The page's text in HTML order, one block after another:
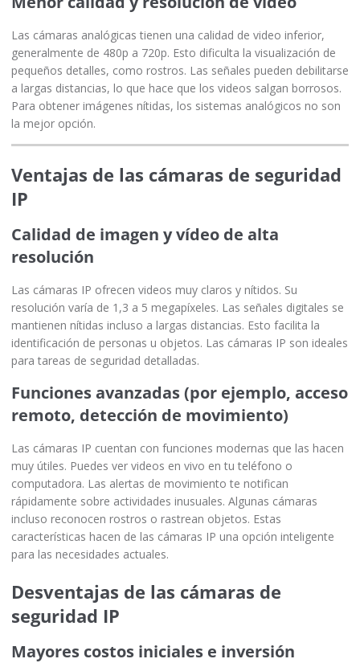
Las cámaras analógicas tienen una calidad de video inferior,
generalmente de 480p a 720p. Esto dificulta la visualización de
pequeños detalles, como rostros. Las señales pueden debilitarse
a largas distancias, lo que hace que los videos salgan borrosos.
Para obtener imágenes nítidas, los sistemas analógicos no son
la mejor opción.
Ventajas de las cámaras de seguridad
IP
Calidad de imagen y vídeo de alta
resolución
Las cámaras IP ofrecen videos muy claros y nítidos. Su
resolución varía de 1,3 a 5 megapíxeles. Las señales digitales se
mantienen nítidas incluso a largas distancias. Esto facilita la
identificación de personas u objetos. Las cámaras IP son ideales
para tareas de seguridad detalladas.
Funciones avanzadas (por ejemplo, acceso
remoto, detección de movimiento)
Las cámaras IP cuentan con funciones modernas que las hacen
muy útiles. Puedes ver videos en vivo en tu teléfono o
computadora. Las alertas de movimiento te notifican
rápidamente sobre actividades inusuales. Algunas cámaras
incluso reconocen rostros o rastrean objetos. Estas
características hacen de las cámaras IP una opción inteligente
para las necesidades actuales.
Desventajas de las cámaras de
seguridad IP
Mayores costos iniciales e inversión